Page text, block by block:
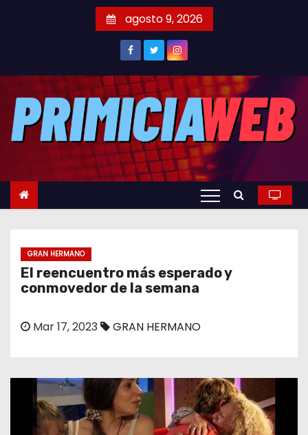
o
agosto 9, 2026
GRAN HERMANO
El reencuentro más esperado y
conmovedor de la semana
Mar 17, 2023 GRAN HERMANO